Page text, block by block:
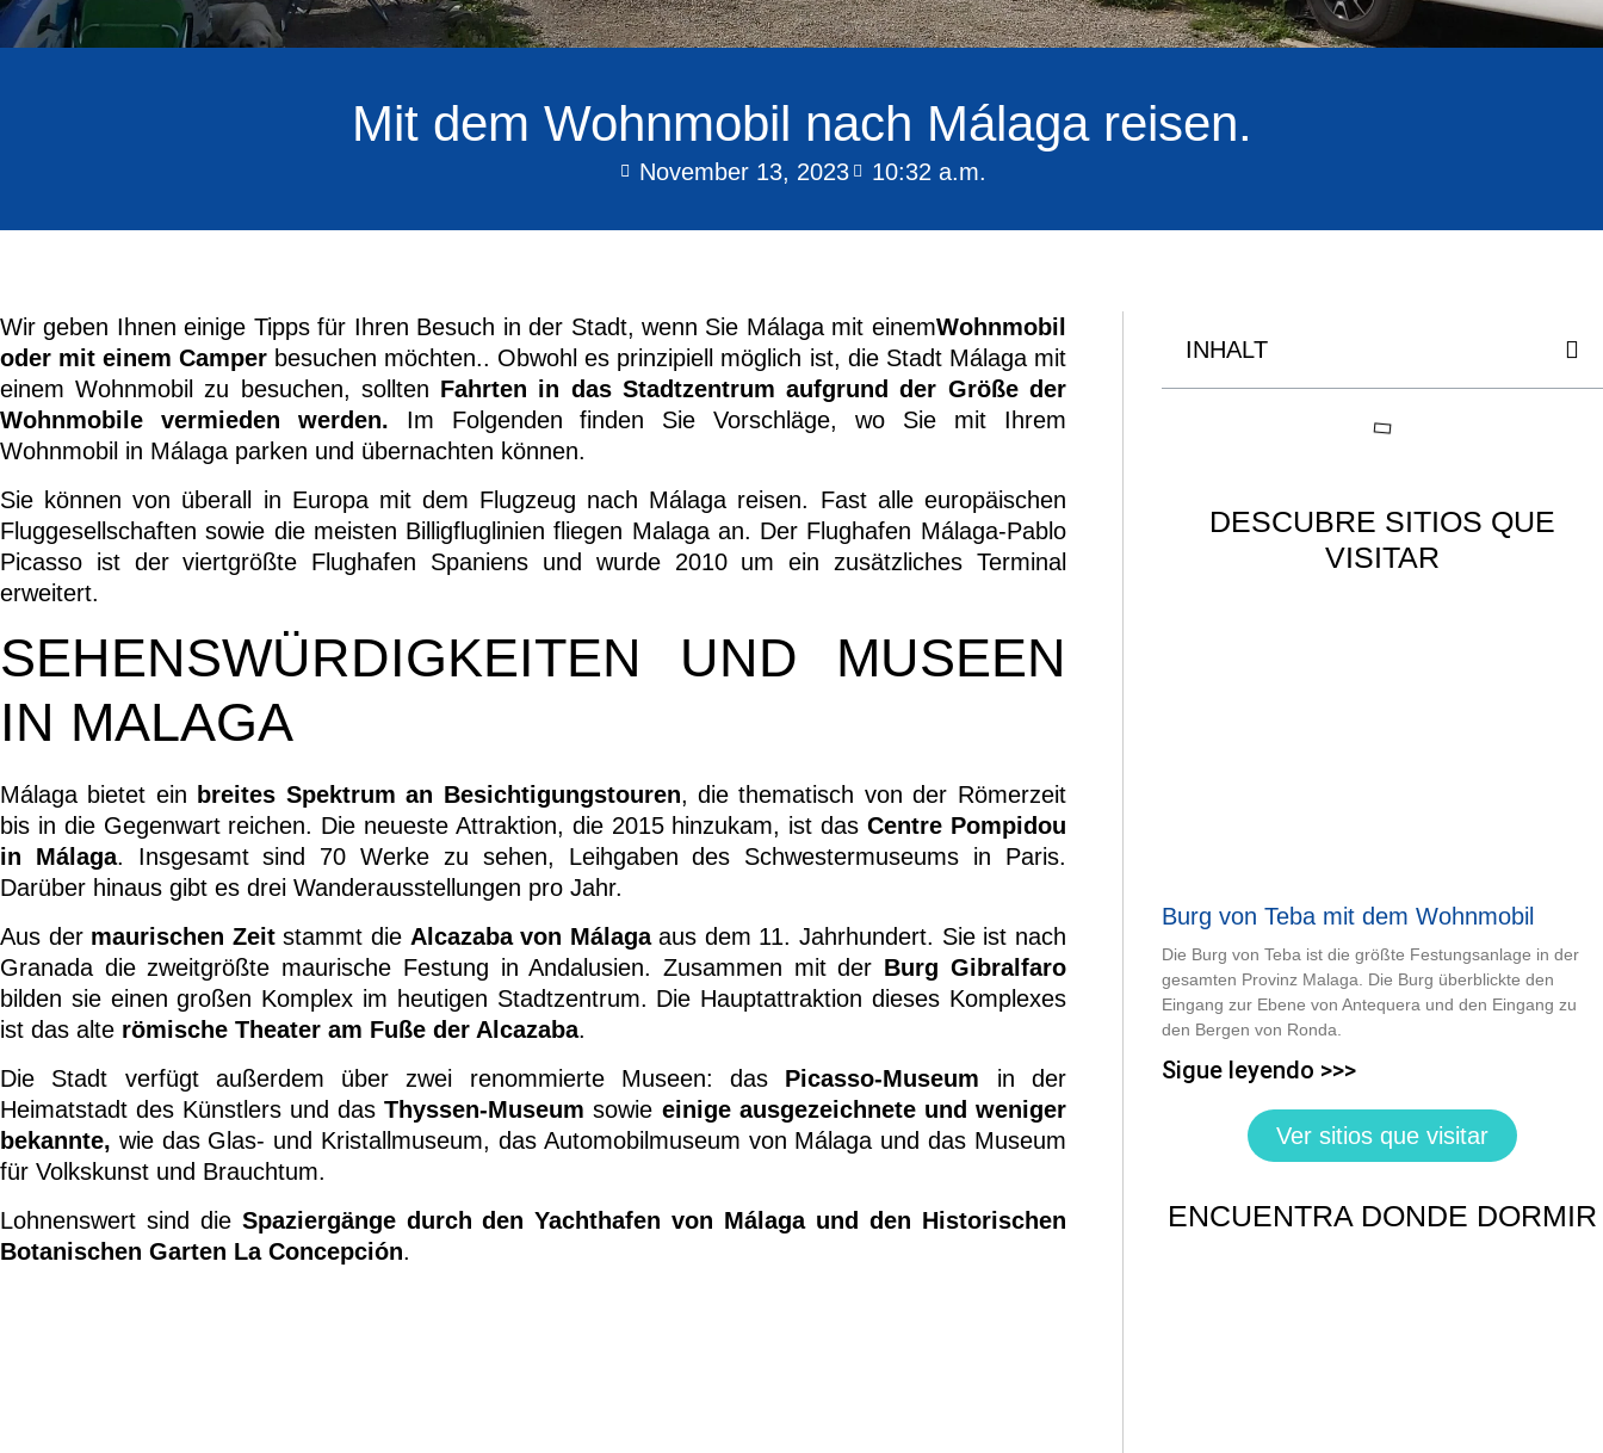
Mit dem Wohnmobil nach Málaga reisen.
November 13, 2023 10:32 a.m.
Wir geben Ihnen einige Tipps für Ihren Besuch in der Stadt, wenn Sie Málaga mit einemWohnmobil
oder mit einem Camper besuchen möchten.. Obwohl es prinzipiell möglich ist, die Stadt Málaga mit
einem Wohnmobil zu besuchen, sollten Fahrten in das Stadtzentrum aufgrund der Größe der
Wohnmobile vermieden werden. Im Folgenden finden Sie Vorschläge, wo Sie mit Ihrem
Wohnmobil in Málaga parken und übernachten können.
Sie können von überall in Europa mit dem Flugzeug nach Málaga reisen. Fast alle europäischen
Fluggesellschaften sowie die meisten Billigfluglinien fliegen Malaga an. Der Flughafen Málaga-Pablo
Picasso ist der viertgrößte Flughafen Spaniens und wurde 2010 um ein zusätzliches Terminal
erweitert.
SEHENSWÜRDIGKEITEN UND MUSEEN
IN MALAGA
Málaga bietet ein breites Spektrum an Besichtigungstouren, die thematisch von der Römerzeit
bis in die Gegenwart reichen. Die neueste Attraktion, die 2015 hinzukam, ist das Centre Pompidou
in Málaga. Insgesamt sind 70 Werke zu sehen, Leihgaben des Schwestermuseums in Paris.
Darüber hinaus gibt es drei Wanderausstellungen pro Jahr.
Aus der maurischen Zeitstammt die Alcazaba von Málagaaus dem 11. Jahrhundert. Sie ist nach
Granada die zweitgrößte maurische Festung in Andalusien. Zusammen mit der Burg Gibralfaro
bilden sie einen großen Komplex im heutigen Stadtzentrum. Die Hauptattraktion dieses Komplexes
ist das alte römische Theater am Fuße der Alcazaba.
Die Stadt verfügt außerdem über zwei renommierte Museen: das Picasso-Museum in der
Heimatstadt des Künstlers und dasThyssen-Museum sowie einige ausgezeichnete und weniger
bekannte, wie das Glas- und Kristallmuseum, das Automobilmuseum von Málaga und das Museum
für Volkskunst und Brauchtum.
Lohnenswert sind die Spaziergänge durch den Yachthafen von Málaga und den Historischen
Botanischen Garten La Concepción.
INHALT
DESCUBRE SITIOS QUE
VISITAR
Burg von Teba mit dem Wohnmobil
Die Burg von Teba ist die größte Festungsanlage in der
gesamten Provinz Malaga. Die Burg überblickte den
Eingang zur Ebene von Antequera und den Eingang zu
den Bergen von Ronda.
Sigue leyendo >>>
Ver sitios que visitar
ENCUENTRA DONDE DORMIR